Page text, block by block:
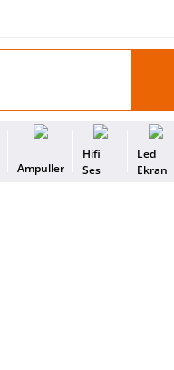
Ampuller
Hifi
Ses
Led
Ekran